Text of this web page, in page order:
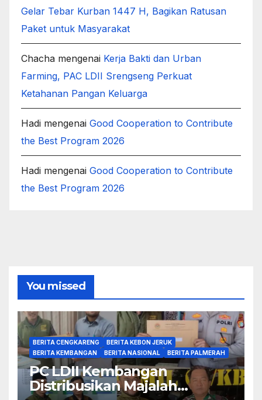
Gelar Tebar Kurban 1447 H, Bagikan Ratusan
Paket untuk Masyarakat
Chacha mengenai Kerja Bakti dan Urban
Farming, PAC LDII Srengseng Perkuat
Ketahanan Pangan Keluarga
Hadi mengenai Good Cooperation to Contribute
the Best Program 2026
Hadi mengenai Good Cooperation to Contribute
the Best Program 2026
You missed
BERITA CENGKARENG
BERITA KEBON JERUK
BERITA KEMBANGAN
BERITA NASIONAL BERITA PALMERAH
PC LDII Kembangan
Distribusikan Majalah